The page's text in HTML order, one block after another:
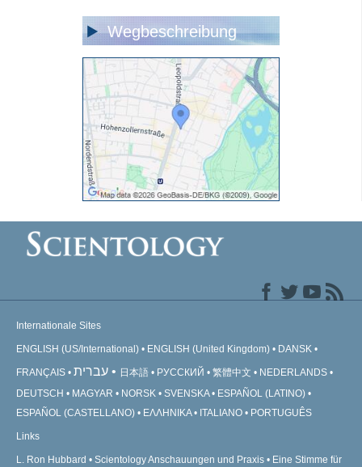
Wegbeschreibung
Internationale Sites
ENGLISH (US/International) ENGLISH (United Kingdom) DANSK
FRANÇAIS עברית 日本語 РУССКИЙ 繁體中文
NEDERLANDS
DEUTSCH
MAGYAR NORSK SVENSKA
ESPAÑOL (LATINO)
ESPAÑOL (CASTELLANO)
ΕΛΛΗΝΙΚA ITALIANO PORTUGUÊS
Links
L. Ron Hubbard Scientology Anschauungen und Praxis
Eine Stimme für